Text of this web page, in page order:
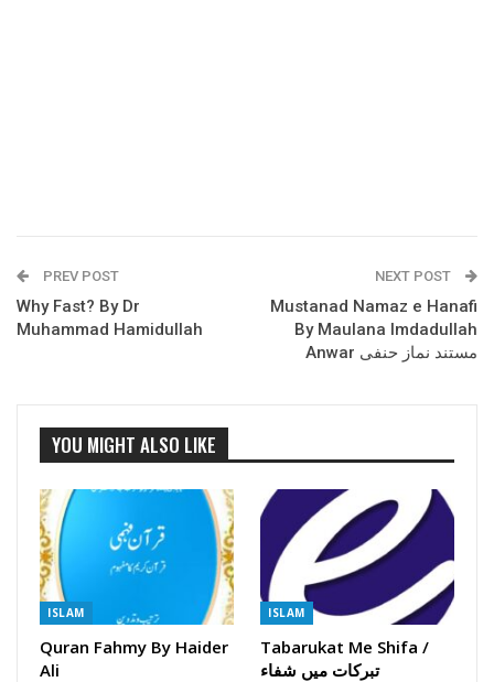
PREV POST
Why Fast? By Dr
Muhammad Hamidullah
NEXT POST
Mustanad Namaz e Hanafi
By Maulana Imdadullah
Anwar مستند نماز حنفی
YOU MIGHT ALSO LIKE
ISLAM
Quran Fahmy By Haider
Ali
ISLAM
Tabarukat Me Shifa /
تبرکات میں شفاء